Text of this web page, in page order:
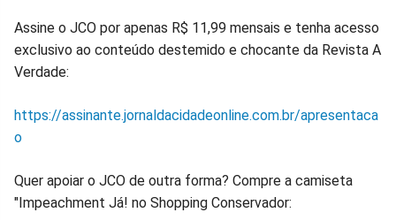
Assine o JCO por apenas R$ 11,99 mensais e tenha acesso
exclusivo ao conteúdo destemido e chocante da Revista A
Verdade:
https://assinante.jornaldacidadeonline.com.br/apresentaca
o
Quer apoiar o JCO de outra forma? Compre a camiseta
"Impeachment Já! no Shopping Conservador: